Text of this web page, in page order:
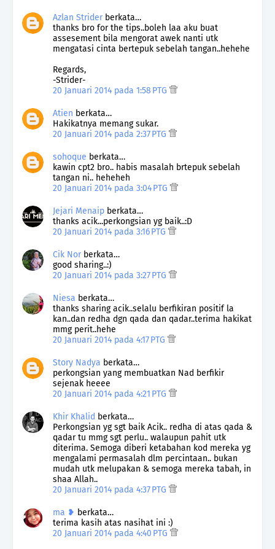
Azlan Striderberkata…
thanks bro for the tips..boleh laa aku buat
assesement bila mengorat awek nanti utk
mengatasi cinta bertepuk sebelah tangan..hehehe
Regards,
-Strider-
20 Januari 2014 pada 1:58 PTG
Atien berkata…
Hakikatnya memang sukar.
20 Januari 2014 pada 2:37 PTG
sohoque berkata…
kawin cpt2 bro.. habis masalah brtepuk sebelah
tangan ni.. heheheh
20 Januari 2014 pada 3:04 PTG
Jejari Menaip berkata…
thanks acik...perkongsian yg baik..:D
20 Januari 2014 pada 3:16 PTG
Cik Norberkata…
good sharing..:)
20 Januari 2014 pada 3:27 PTG
Niesa berkata…
thanks sharing acik..selalu berfikiran positif la
kan..dan redha dgn qada dan qadar..terima hakikat
mmg perit..hehe
20 Januari 2014 pada 4:17 PTG
Story Nadya berkata…
perkongsian yang membuatkan Nad berfikir
sejenak heeee
20 Januari 2014 pada 4:21 PTG
Khir Khalid berkata…
Perkongsian yg sgt baik Acik.. redha di atas qada &
qadar tu mmg sgt perlu.. walaupun pahit utk
diterima. Semoga diberi ketabahan kod mereka yg
mengalami permasalah dlm percintaan.. bukan
mudah utk melupakan & semoga mereka tabah, in
shaa Allah..
20 Januari 2014 pada 4:37 PTG
ma ❥ berkata…
terima kasih atas nasihat ini :)
20 Januari 2014 pada 4:40 PTG